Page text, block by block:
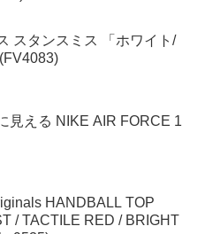
スタンスミス 「ホワイト/
見える NIKE AIR FORCE 1
HANDBALL TOP
/ TACTILE RED / BRIGHT